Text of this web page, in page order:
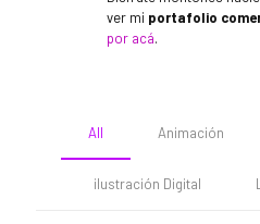
ver mi portafolio
por acá.
All Animación
ilustración Digital